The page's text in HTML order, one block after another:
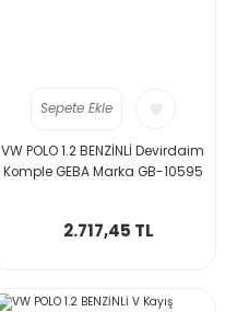
Sepete Ekle
VW POLO 1.2 BENZİNLİ Devirdaim
Komple GEBA Marka GB-10595
2.717,45 TL